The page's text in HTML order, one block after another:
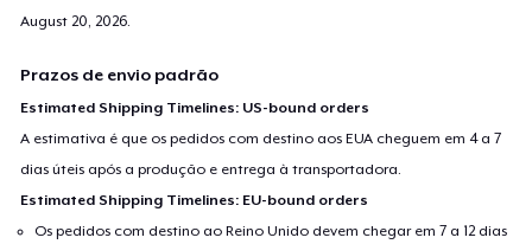
August 20, 2026.
Prazos de envio padrão
Estimated Shipping Timelines: US-bound orders
A estimativa é que os pedidos com destino aos EUA cheguem em 4 a 7
dias úteis após a produção e entrega à transportadora.
Estimated Shipping Timelines: EU-bound orders
Os pedidos com destino ao Reino Unido devem chegar em 7 a 12 dias